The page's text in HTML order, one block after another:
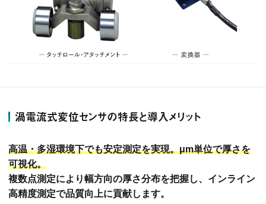
渦電流式変位センサの特長と導入メリット
高温・多湿環境下でも安定測定を実現。μm単位で厚さを
可視化。
複数点測定により幅方向の厚さ分布を把握し、インライン
高精度測定で品質向上に貢献します。